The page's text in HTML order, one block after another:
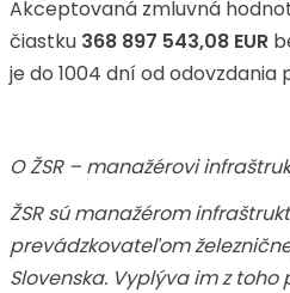
Akceptovaná zmluvná
čiastku 368 897 543,08 EUR
je do 1004 dní od odovzdania
O ŽSR – manažérovi
ŽSR sú manažérom
prevádzkovateľom
Slovenska. Vyplýva im z